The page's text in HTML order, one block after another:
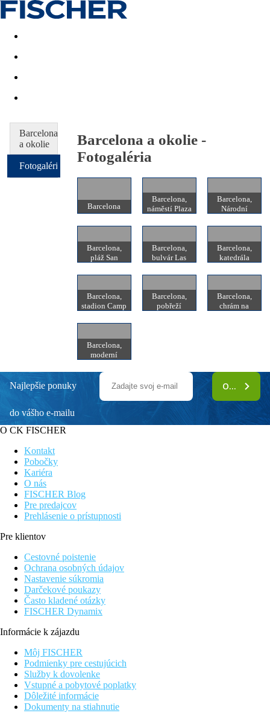
Last minute Dovolenkové kluby
Barcelona
a okolie
Fotogaléria
Barcelona a okolie -
Fotogaléria
Barcelona
Barcelona,
náměstí Plaza
Barcelona,
Národní
Barcelona,
pláž San
Barcelona,
bulvár Las
Barcelona,
katedrála
Barcelona,
stadion Camp
Barcelona,
pobřeží
Barcelona,
chrám na
Barcelona,
moderní
Najlepšie ponuky
do vášho e-mailu
ODOBERAŤ
O CK FISCHER
Kontakt
Pobočky
Kariéra
O nás
FISCHER Blog
Pre predajcov
Prehlásenie o prístupnosti
Pre klientov
Cestovné poistenie
Ochrana osobných údajov
Nastavenie súkromia
Darčekové poukazy
Často kladené otázky
FISCHER Dynamix
Informácie k zájazdu
Môj FISCHER
Podmienky pre cestujúcich
Služby k dovolenke
Vstupné a pobytové poplatky
Dôležité informácie
Dokumenty na stiahnutie